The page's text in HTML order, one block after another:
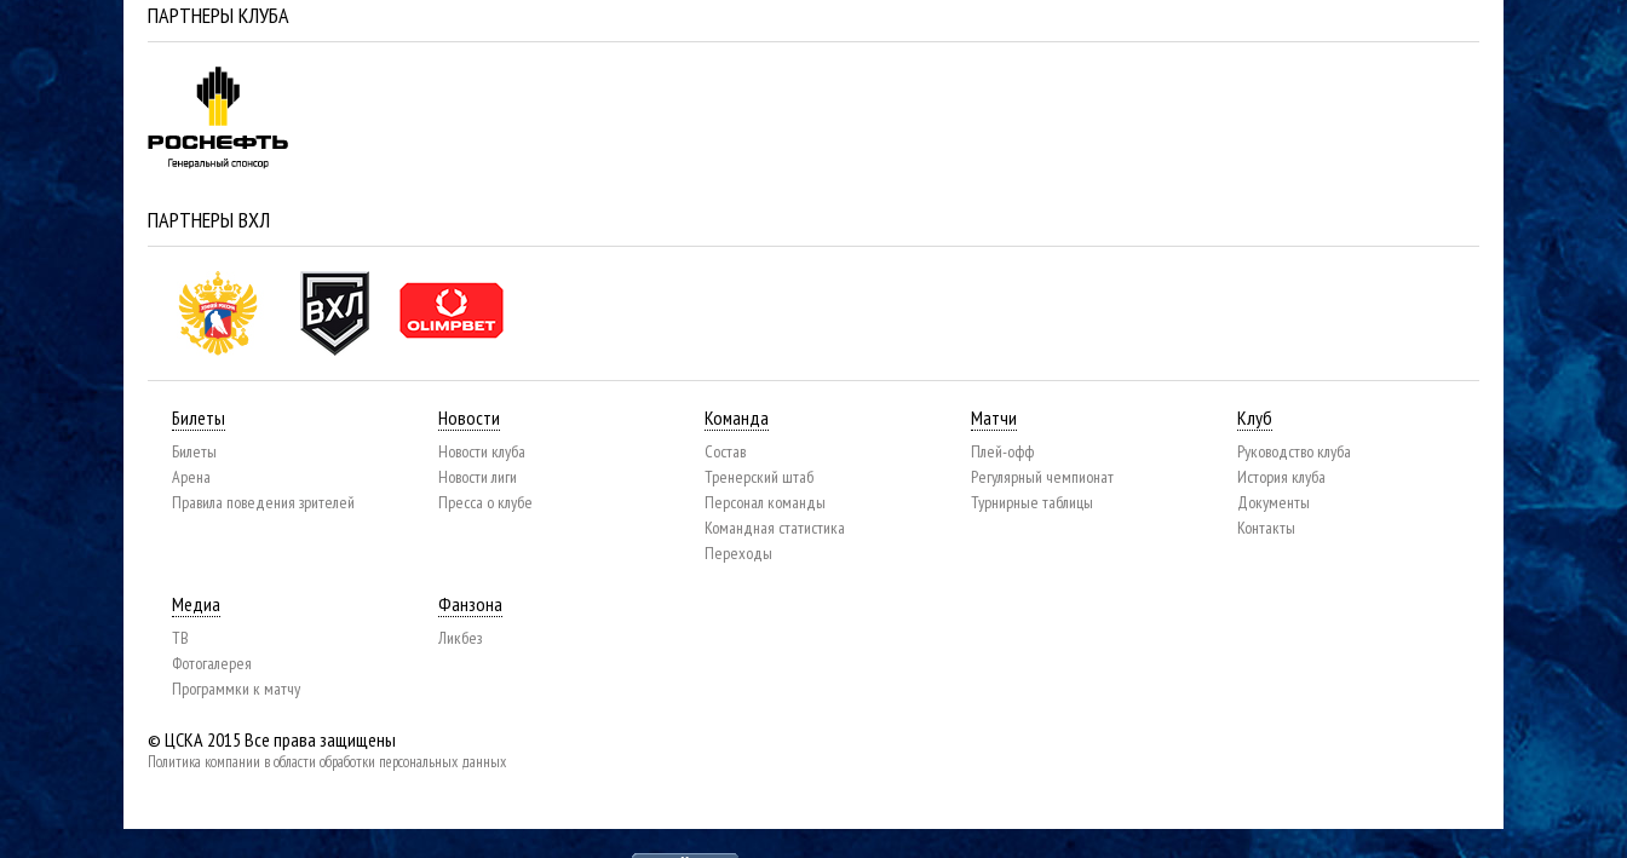
ПАРТНЕРЫ КЛУБА
ПАРТНЕРЫ ВХЛ
Билеты
Билеты
Арена
Правила поведения зрителей
Новости
Новости клуба
Новости лиги
Пресса о клубе
Команда
Состав
Тренерский штаб
Персонал команды
Командная статистика
Переходы
Матчи
Плей-офф
Регулярный чемпионат
Турнирные таблицы
Клуб
Руководство клуба
История клуба
Документы
Контакты
Медиа
ТВ
Фотогалерея
Программки к матчу
Фанзона
Ликбез
© ЦСКА 2015 Все права защищены
Политика компании в области обработки персональных данных